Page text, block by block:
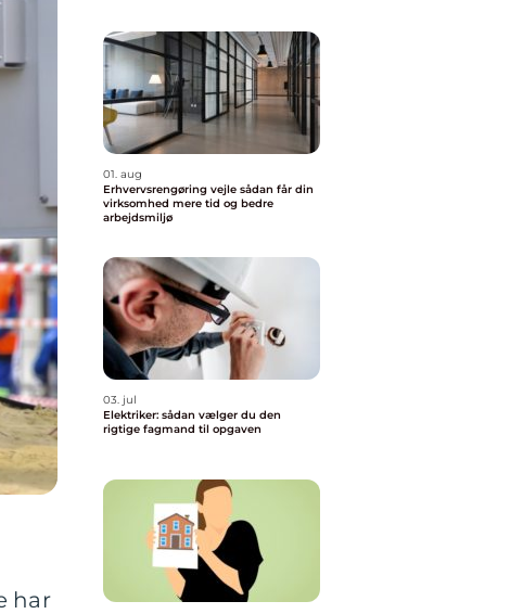
har
01. aug
Erhvervsrengøring vejle sådan får din
virksomhed mere tid og bedre
arbejdsmiljø
03. jul
Elektriker: sådan vælger du den
rigtige fagmand til opgaven